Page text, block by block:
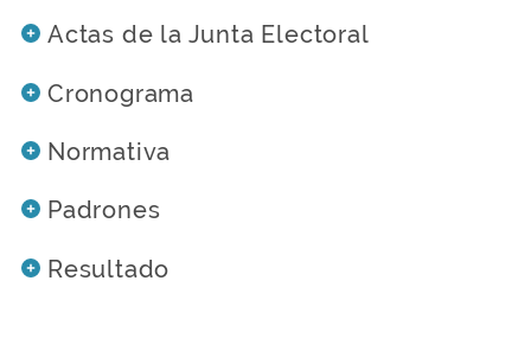
Actas de la Junta Electoral
Cronograma
Normativa
Padrones
Resultado